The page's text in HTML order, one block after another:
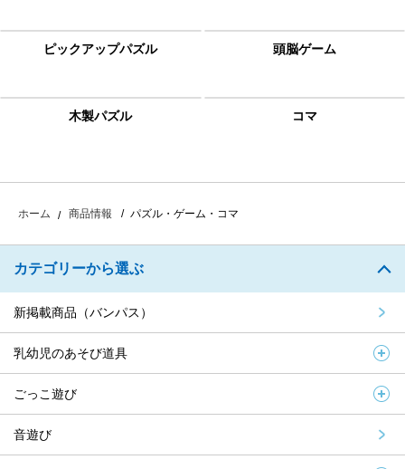
ピックアップパズル 頭脳ゲーム
木製パズル コマ
ホーム 商品情報 パズル・ゲーム・コマ
カテゴリーから選ぶ
新掲載商品（バンパス）
乳幼児のあそび道具
ごっこ遊び
音遊び